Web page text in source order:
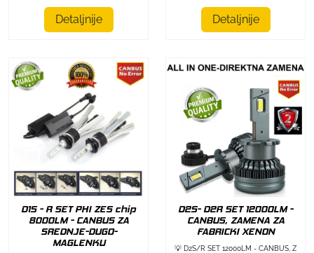
Detaljnije Detaljnije
D1S - R SET PHI ZES chip
8000LM - CANBUS ZA
SREDNJE-DUGO-
MAGLENKU
D2S- D2R SET 12000LM -
CANBUS, ZAMENA ZA
FABRICKI XENON
💡 D2S/R SET 12000LM - CANBUS, Z